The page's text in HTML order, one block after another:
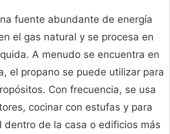
fuente abundante de energía
el gas natural y se procesa en
A menudo se encuentra en
el propano se puede utilizar para
Con frecuencia, se usa
cocinar con estufas y para
dentro de la casa o edificios más